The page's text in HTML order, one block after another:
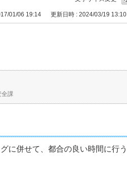
01/06 19:14 更新日時 : 2024/03/19 13:10
全課
に併せて、都合の良い時間に行う